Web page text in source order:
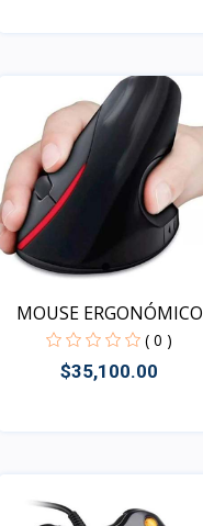
MOUSE ERGONÓMICO
WB-881
( 0 )
$35,100.00